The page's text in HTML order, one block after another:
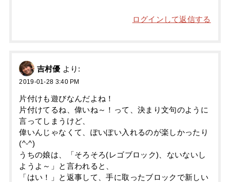
ログインして返信する
吉村優 より:
2019-01-28 3:40 PM
片付けも遊びなんだよね！
片付けてるね、偉いね～！って、決まり文句のように
言ってしまうけど、
偉いんじゃなくて、ぽいぽい入れるのが楽しかったり
(^-^)
うちの娘は、「そろそろ(レゴブロック)、ないないし
ようよ～」と言われると、
「はい！」と返事して、手に取ったブロックで新しい